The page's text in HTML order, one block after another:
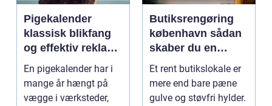
Pigekalender
klassisk blikfang
og effektiv reklame
året rundt
En pigekalender har i
mange år hængt på
vægge i værksteder,
Butiksrengøring
københavn sådan
skaber du en
butik, kunderne
har lyst til at
komme tilbage til
Et rent butikslokale er
mere end bare pæne
gulve og støvfri hylder.